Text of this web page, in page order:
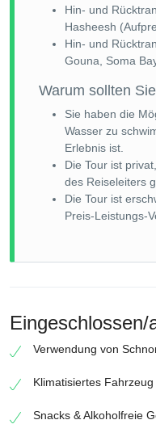
Hin- und
Hasheesh
Hin- und
Gouna, Soma
Warum sollten
Sie haben die
Wasser zu
Erlebnis ist.
Die Tour ist
des Reiseleiters
Die Tour ist
Preis-Leistungs-
Eingeschlossen/
Verwendung von
Klimatisiertes
Snacks & Alkoholfreie